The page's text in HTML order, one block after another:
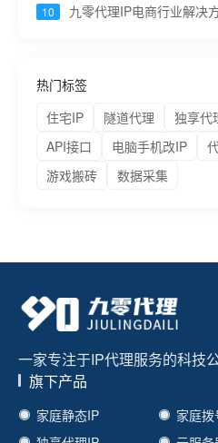
10
九零代理IP电商行业解决
热门标签
住宅IP
隧道代理 独享代
API接口
电脑手机改IP
游戏搬砖
数据采集
一家专注于IP代理服务的科技
旗下产品
家庭静态IP
家庭拨